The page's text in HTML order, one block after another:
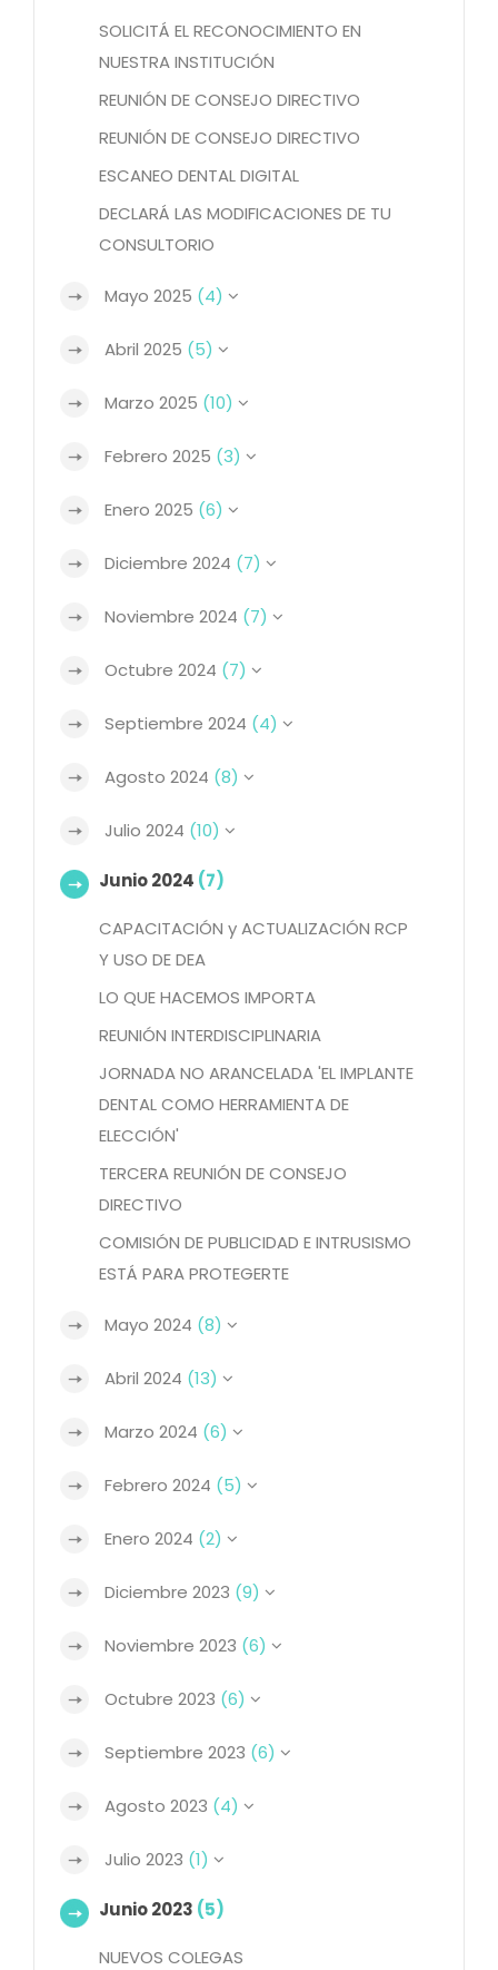
SOLICITÁ EL RECONOCIMIENTO EN
NUESTRA INSTITUCIÓN
REUNIÓN DE CONSEJO DIRECTIVO
REUNIÓN DE CONSEJO DIRECTIVO
ESCANEO DENTAL DIGITAL
DECLARÁ LAS MODIFICACIONES DE TU
CONSULTORIO
Mayo 2025 (4)
Abril 2025 (5)
Marzo 2025 (10)
Febrero 2025 (3)
Enero 2025 (6)
Diciembre 2024 (7)
Noviembre 2024 (7)
Octubre 2024 (7)
Septiembre 2024 (4)
Agosto 2024 (8)
Julio 2024 (10)
Junio 2024 (7)
CAPACITACIÓN y ACTUALIZACIÓN RCP
Y USO DE DEA
LO QUE HACEMOS IMPORTA
REUNIÓN INTERDISCIPLINARIA
JORNADA NO ARANCELADA 'EL IMPLANTE
DENTAL COMO HERRAMIENTA DE
ELECCIÓN'
TERCERA REUNIÓN DE CONSEJO
DIRECTIVO
COMISIÓN DE PUBLICIDAD E INTRUSISMO
ESTÁ PARA PROTEGERTE
Mayo 2024 (8)
Abril 2024 (13)
Marzo 2024 (6)
Febrero 2024 (5)
Enero 2024 (2)
Diciembre 2023 (9)
Noviembre 2023 (6)
Octubre 2023 (6)
Septiembre 2023 (6)
Agosto 2023 (4)
Julio 2023 (1)
Junio 2023 (5)
NUEVOS COLEGAS